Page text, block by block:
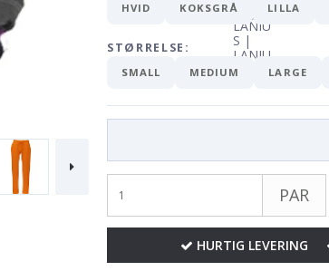
HVID KOKSGRÅ LILLA
STØRRELSE:
SMALL MEDIUM LARGE
PAR
HURTIG LEVERING